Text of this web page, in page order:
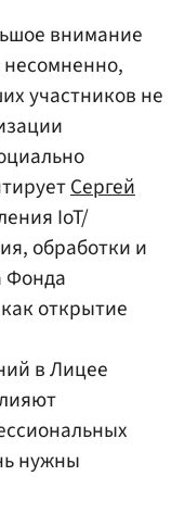
внимание
участников не
Сергей
IoT/
обработки и
Фонда
открытие
в Лицее
нужны